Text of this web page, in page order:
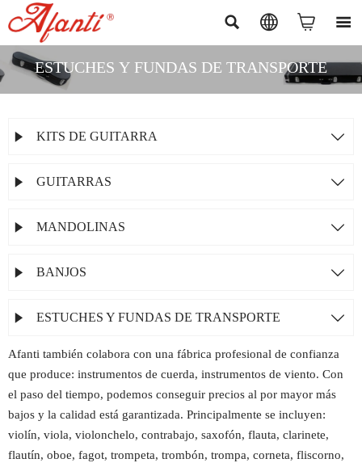
   
ESTUCHES Y FUNDAS DE TRANSPORTE
 KITS DE GUITARRA 
 GUITARRAS 
 MANDOLINAS 
 BANJOS 
 ESTUCHES Y FUNDAS DE TRANSPORTE 
Afanti también colabora con una fábrica profesional de confianza
que produce: instrumentos de cuerda, instrumentos de viento. Con
el paso del tiempo, podemos conseguir precios al por mayor más
bajos y la calidad está garantizada. Principalmente se incluyen:
violín, viola, violonchelo, contrabajo, saxofón, flauta, clarinete,
flautín, oboe, fagot, trompeta, trombón, trompa, corneta, fliscorno,